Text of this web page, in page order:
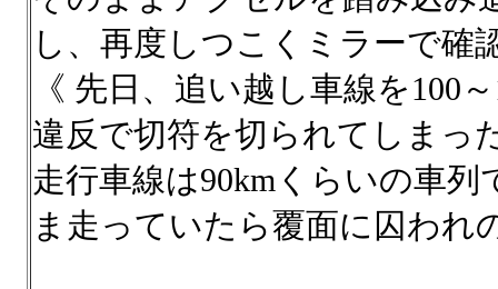
し、再度しつこくミラーで確
《 先日、追い越し車線を100
違反で切符を切られてしまっ
走行車線は90kmくらいの車
ま走っていたら覆面に囚われ